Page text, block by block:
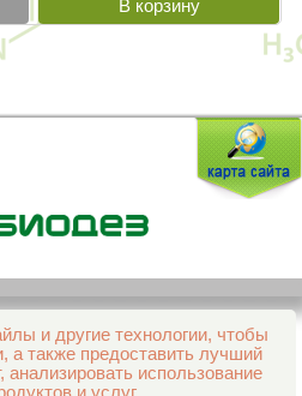
и другие технологии, чтобы
а также предоставить лучший
анализировать использование